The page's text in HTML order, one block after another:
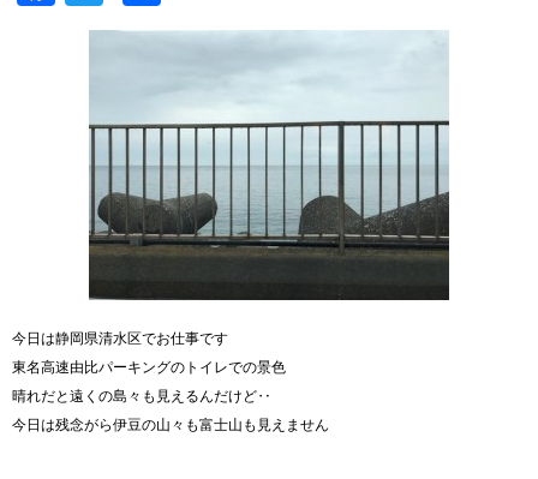
有
今日は静岡県清水区でお仕事です
東名高速由比パーキングのトイレでの景色
晴れだと遠くの島々も見えるんだけど‥
今日は残念がら伊豆の山々も富士山も見えません